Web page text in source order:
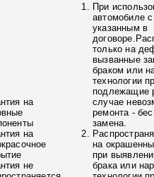
на
на
не
При
автомобиле
указанным в
только на
вызванные
браком или
технологии
подлежащие
случае
ремонта -
замена.
на
при
брака или